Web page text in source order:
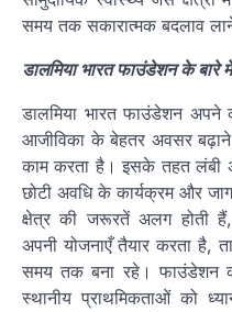
समय तक सकारात्मक बदलाव
डालमिया भारत फाउंडेशन के बारे
डालमिया भारत फाउंडेशन अपने
आजीविका के बेहतर अवसर
काम करता है। इसके तहत लंबी
छोटी अवधि के कार्यक्रम और
क्षेत्र की जरूरतें अलग होती
अपनी योजनाएँ तैयार करता है,
समय तक बना रहे। फाउंडेशन
स्थानीय प्राथमिकताओं को